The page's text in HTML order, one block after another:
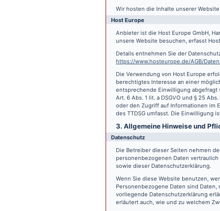
Wir hosten die Inhalte unserer
Host Europe
Anbieter ist die Host Europe GmbH,
unsere Website besuchen, erfasst
Details entnehmen Sie der
https://www.hosteurope.de/AGB/
Die Verwendung von Host Europe
berechtigtes Interesse an einer
entsprechende Einwilligung abgefragt
Art. 6 Abs. 1 lit. a DSGVO und § 25
oder den Zugriff auf Informationen im
des TTDSG umfasst. Die Einwilligung
3. Allgemeine Hinweise und
Datenschutz
Die Betreiber dieser Seiten nehmen
personenbezogenen Daten
sowie dieser Datenschutzerklärung.
Wenn Sie diese Website benutzen,
Personenbezogene Daten sind
vorliegende Datenschutzerklärung
erläutert auch, wie und zu welchem